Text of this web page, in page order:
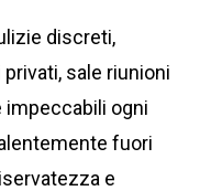
discreti,
sale riunioni
impeccabili ogni
fuori
e